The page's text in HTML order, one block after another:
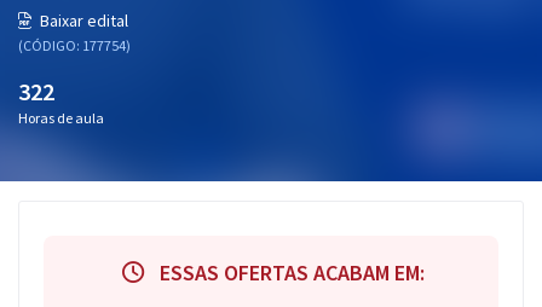
Baixar edital
(CÓDIGO: 177754)
322
Horas de aula
ESSAS OFERTAS ACABAM EM: